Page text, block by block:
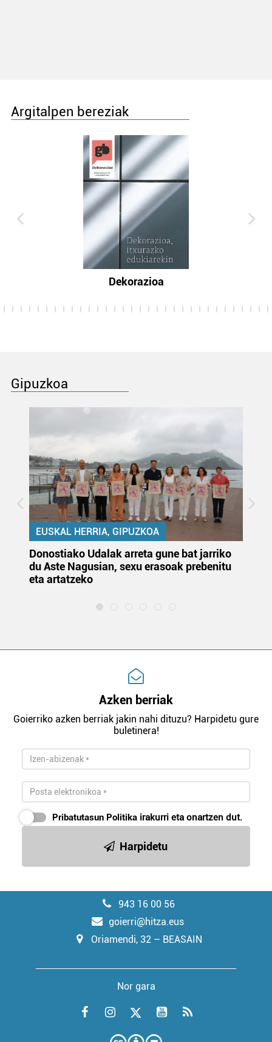
Argitalpen bereziak
Dekorazioa
Gipuzkoa
EUSKAL HERRIA, GIPUZKOA
Donostiako Udalak arreta gune bat jarriko
du Aste Nagusian, sexu erasoak prebenitu
eta artatzeko
Azken berriak
Goierriko azken berriak jakin nahi dituzu? Harpidetu gure
buletinera!
Pribatutasun Politika irakurri eta onartzen dut.
Harpidetu
943 16 00 56
goierri@hitza.eus
Oriamendi, 32 – BEASAIN
Nor gara